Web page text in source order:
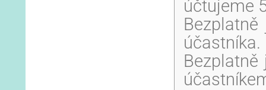
účtujeme
účastníka.